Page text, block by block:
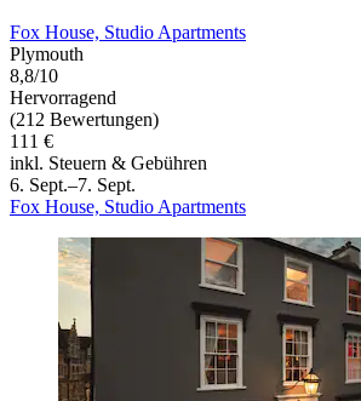
Fox House, Studio Apartments
Plymouth
8,8/10
Hervorragend
(212 Bewertungen)
111 €
inkl. Steuern & Gebühren
6. Sept.–7. Sept.
Fox House, Studio Apartments